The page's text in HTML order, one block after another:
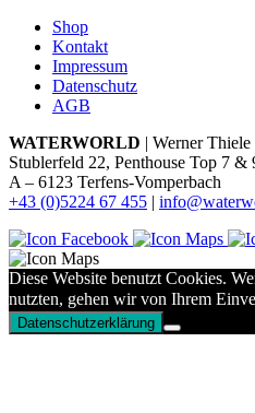
Shop
Kontakt
Impressum
Datenschutz
AGB
WATERWORLD | Werner
Stublerfeld 22, Penthouse Top 7 &
A – 6123 Terfens-Vomperbach
+43 (0)5224 67 455 |
Diese Website benutzt Cookies.
nutzten, gehen wir von Ihrem
Datenschutzerklärung